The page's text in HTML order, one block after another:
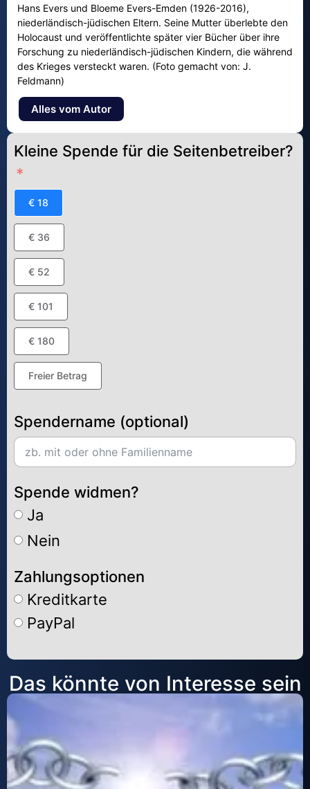
Hans Evers und Bloeme Evers-Emden (1926-2016),
niederländisch-jüdischen Eltern. Seine Mutter überlebte den
Holocaust und veröffentlichte später vier Bücher über ihre
Forschung zu niederländisch-jüdischen Kindern, die während
des Krieges versteckt waren. (Foto gemacht von: J.
Feldmann)
Alles vom Autor
Kleine Spende für die Seitenbetreiber?
€ 18
€ 36
€ 52
€ 101
€ 180
Freier Betrag
Spendername (optional)
Spende widmen?
Ja
Nein
Zahlungsoptionen
Kreditkarte
PayPal
Alternative:
Das könnte von Interesse sein